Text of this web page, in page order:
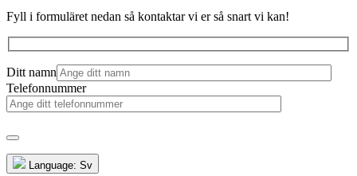
Fyll i formuläret nedan så kontaktar vi er så snart vi kan!
Ditt namn
Telefonnummer
Language: Sv